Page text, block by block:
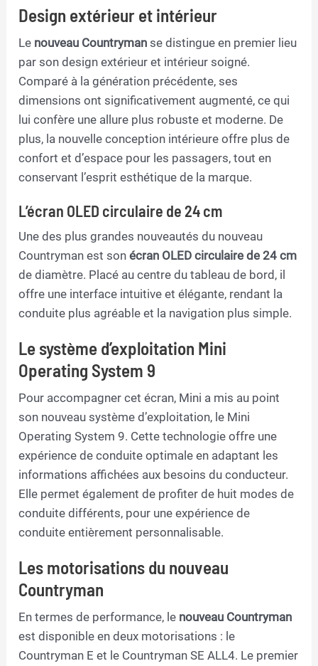
Design extérieur et intérieur
Le nouveau Countryman se distingue en premier lieu
par son design extérieur et intérieur soigné.
Comparé à la génération précédente, ses
dimensions ont significativement augmenté, ce qui
lui confère une allure plus robuste et moderne. De
plus, la nouvelle conception intérieure offre plus de
confort et d’espace pour les passagers, tout en
conservant l’esprit esthétique de la marque.
L’écran OLED circulaire de 24 cm
Une des plus grandes nouveautés du nouveau
Countryman est sonécran OLED circulaire de 24 cm
de diamètre. Placé au centre du tableau de bord, il
offre une interface intuitive et élégante, rendant la
conduite plus agréable et la navigation plus simple.
Le système d’exploitation Mini
Operating System 9
Pour accompagner cet écran, Mini a mis au point
son nouveau système d’exploitation, le Mini
Operating System 9. Cette technologie offre une
expérience de conduite optimale en adaptant les
informations affichées aux besoins du conducteur.
Elle permet également de profiter de huit modes de
conduite différents, pour une expérience de
conduite entièrement personnalisable.
Les motorisations du nouveau
Countryman
En termes de performance, le nouveau Countryman
est disponible en deux motorisations : le
Countryman E et le Countryman SE ALL4. Le premier